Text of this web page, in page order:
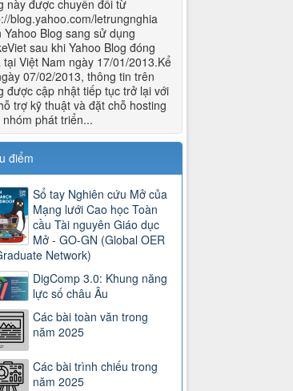
này được chuyển đổi từ
blog.yahoo.com/letrungnghia
Yahoo Blog sang sử dụng
sau khi Yahoo Blog đóng
tại Việt Nam ngày 17/01/2013.Kể
07/02/2013, thông tin trên
được cập nhật tiếp tục trở lại với
trợ kỹ thuật và đặt chỗ hosting
nhóm phát triển...
điểm
Sổ tay Nghiên cứu Mở của
Mạng lưới Cao học Toàn
cầu Tài nguyên Giáo dục
Mở - GO-GN (Global OER
Network)
DigComp 3.0: Khung năng
lực số châu Âu
Các bài toàn văn trong
năm 2025
Các bài trình chiếu trong
năm 2025